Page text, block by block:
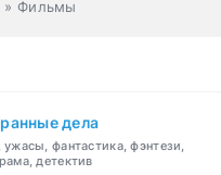
» Фильмы
дела
фантастика, фэнтези,
детектив